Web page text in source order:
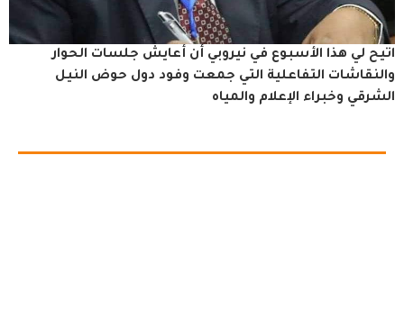
اتيح لي هذا الأسبوع في نيروبي أن أعايش جلسات الحوار
والنقاشات التفاعلية التي جمعت وفود دول حوض النيل
الشرقي وخبراء الإعلام والمياه